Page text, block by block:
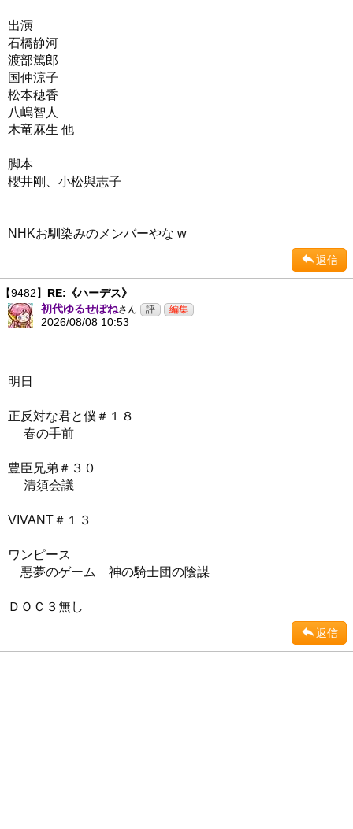
出演
石橋静河
渡部篤郎
国仲涼子
松本穂香
八嶋智人
木竜麻生 他
脚本
櫻井剛、小松與志子
NHKお馴染みのメンバーやな w
返信
【9482】 RE:《ハーデス》
初代ゆるせぽねさん
2026/08/08 10:53
明日
正反対な君と僕＃１８
春の手前
豊臣兄弟＃３０
清須会議
VIVANT＃１３
ワンピース
悪夢のゲーム 神の騎士団の陰謀
ＤＯＣ３無し
返信